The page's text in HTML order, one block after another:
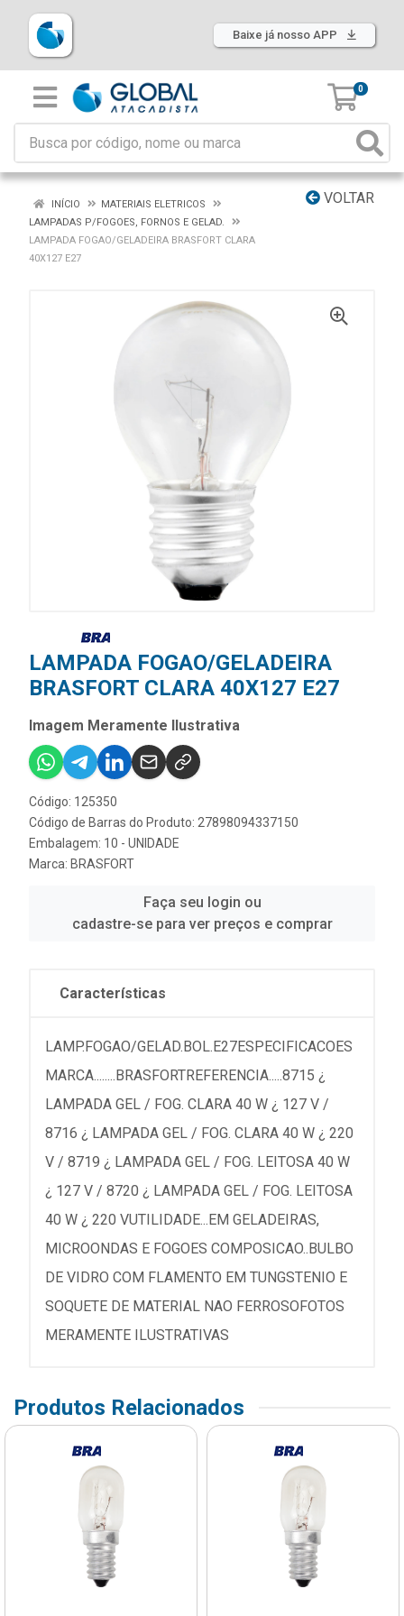
Baixe já nosso APP
0
VOLTAR
INÍCIO
MATERIAIS ELETRICOS
LAMPADAS P/FOGOES, FORNOS E GELAD.
LAMPADA FOGAO/GELADEIRA BRASFORT CLARA
40X127 E27
LAMPADA FOGAO/GELADEIRA
BRASFORT CLARA 40X127 E27
Imagem Meramente Ilustrativa
Código: 125350
Código de Barras do Produto: 27898094337150
Embalagem: 10 - UNIDADE
Marca: BRASFORT
Faça seu login ou
cadastre-se para ver preços e comprar
Características
LAMP.FOGAO/GELAD.BOL.E27ESPECIFICACOES
MARCA........BRASFORTREFERENCIA.....8715 ¿
LAMPADA GEL / FOG. CLARA 40 W ¿ 127 V /
8716 ¿ LAMPADA GEL / FOG. CLARA 40 W ¿ 220
V / 8719 ¿ LAMPADA GEL / FOG. LEITOSA 40 W
¿ 127 V / 8720 ¿ LAMPADA GEL / FOG. LEITOSA
40 W ¿ 220 VUTILIDADE...EM GELADEIRAS,
MICROONDAS E FOGOES COMPOSICAO..BULBO
DE VIDRO COM FLAMENTO EM TUNGSTENIO E
SOQUETE DE MATERIAL NAO FERROSOFOTOS
MERAMENTE ILUSTRATIVAS
Produtos Relacionados